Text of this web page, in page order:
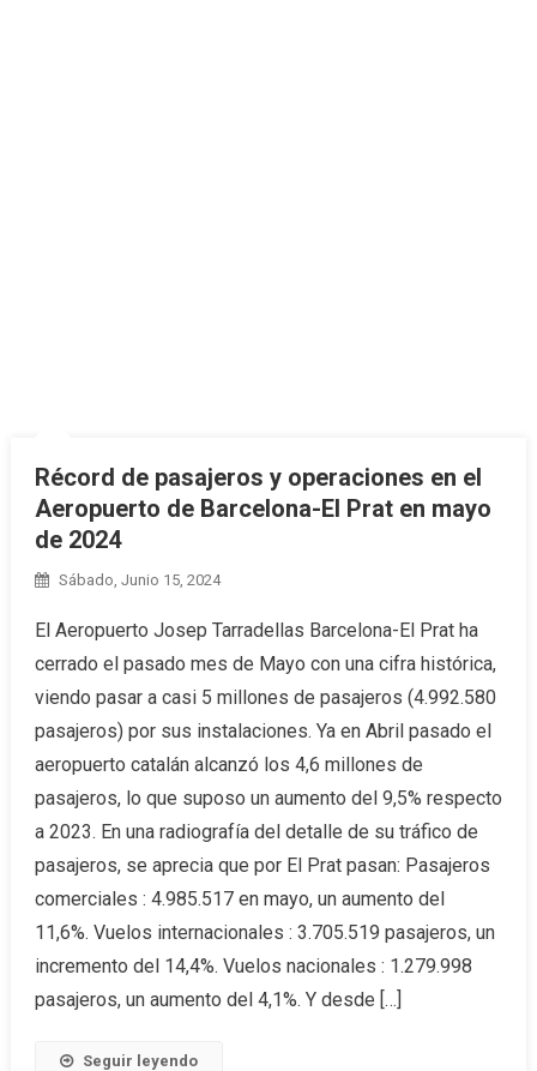
Récord de pasajeros y operaciones en el
Aeropuerto de Barcelona-El Prat en mayo
de 2024
Sábado, Junio 15, 2024
El Aeropuerto Josep Tarradellas Barcelona-El Prat ha
cerrado el pasado mes de Mayo con una cifra histórica,
viendo pasar a casi 5 millones de pasajeros (4.992.580
pasajeros) por sus instalaciones. Ya en Abril pasado el
aeropuerto catalán alcanzó los 4,6 millones de
pasajeros, lo que suposo un aumento del 9,5% respecto
a 2023. En una radiografía del detalle de su tráfico de
pasajeros, se aprecia que por El Prat pasan: Pasajeros
comerciales : 4.985.517 en mayo, un aumento del
11,6%. Vuelos internacionales : 3.705.519 pasajeros, un
incremento del 14,4%. Vuelos nacionales : 1.279.998
pasajeros, un aumento del 4,1%. Y desde […]
Seguir leyendo